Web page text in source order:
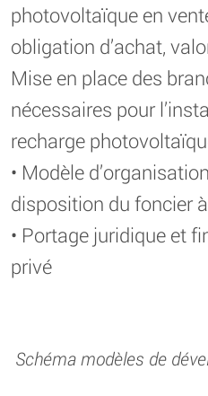
photovoltaïque en
obligation d’achat,
Mise en place des
nécessaires pour
recharge
• Modèle
disposition du foncier
• Portage juridique et
privé
Schéma modèles de